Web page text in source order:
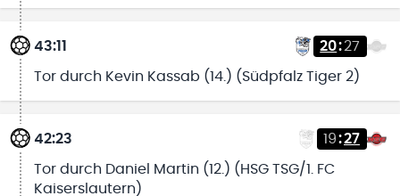
43:11 20:27
Tor durch Kevin Kassab (14.) (Südpfalz Tiger 2)
42:23 19:27
Tor durch Daniel Martin (12.) (HSG TSG/1. FC
Kaiserslautern)